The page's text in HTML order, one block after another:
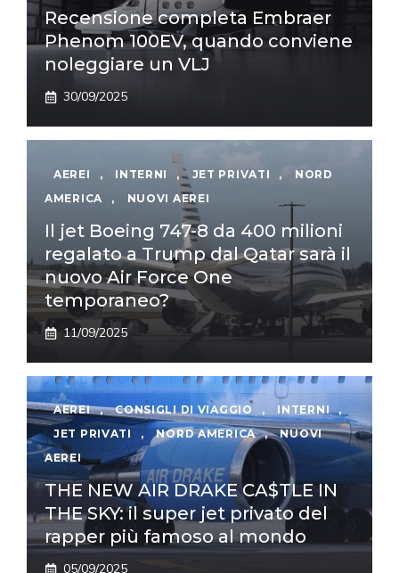
Recensione completa Embraer
Phenom 100EV, quando conviene
noleggiare un VLJ
30/09/2025
AEREI , INTERNI , JET PRIVATI ,
NORD
AMERICA
, NUOVI AEREI
Il jet Boeing 747-8 da 400 milioni
regalato a Trump dal Qatar sarà il
nuovo Air Force One
temporaneo?
11/09/2025
AEREI , CONSIGLI DI VIAGGIO , INTERNI
,
JET PRIVATI
, NORD AMERICA ,
NUOVI
AEREI
THE NEW AIR DRAKE CA$TLE IN
THE SKY: il super jet privato del
rapper più famoso al mondo
05/09/2025